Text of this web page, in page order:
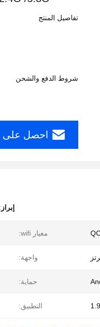
تفاصيل المنتج
شروط الدفع والشحن
احصل على
معيار wifi:
واجهة:
حماية:
التطبيق: